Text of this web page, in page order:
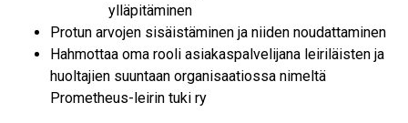
ylläpitäminen
Protun arvojen sisäistäminen ja niiden noudattaminen
Hahmottaa oma rooli asiakaspalvelijana leiriläisten ja
huoltajien suuntaan organisaatiossa nimeltä
Prometheus-leirin tuki ry